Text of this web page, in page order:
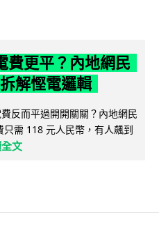
費更平？內地網民
解慳電邏輯
反而平過開開關關？內地網民
需 118 元人民幣，有人飆到
文